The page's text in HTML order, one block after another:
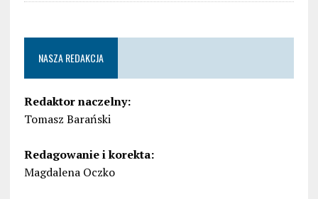
NASZA REDAKCJA
Redaktor naczelny:
Tomasz Barański
Redagowanie i korekta:
Magdalena Oczko